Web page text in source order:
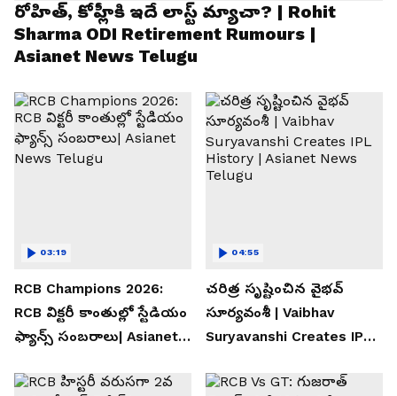
రోహిత్, కోహ్లీకి ఇదే లాస్ట్ మ్యాచా? | Rohit
Sharma ODI Retirement Rumours |
Asianet News Telugu
RCB Champions 2026:
RCB విక్టరీ కాంతుల్లో స్టేడియం
ఫ్యాన్స్ సంబరాలు| Asianet
03:19
చరిత్ర సృష్టించిన వైభవ్
సూర్యవంశీ | Vaibhav
Suryavanshi Creates IPL
Telugu
04:55